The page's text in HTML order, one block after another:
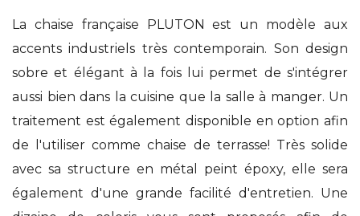
La chaise française PLUTON est un modèle aux
accents industriels très contemporain. Son design
sobre et élégant à la fois lui permet de s'intégrer
aussi bien dans la cuisine que la salle à manger. Un
traitement est également disponible en option afin
de l'utiliser comme chaise de terrasse! Très solide
avec sa structure en métal peint époxy, elle sera
également d'une grande facilité d'entretien. Une